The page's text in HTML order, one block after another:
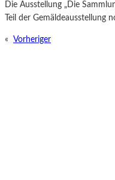
Die Ausstellung „Die
Teil der Gemäldeausstellung
« Vorheriger